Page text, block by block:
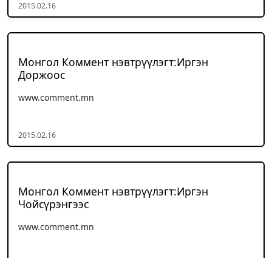
2015.02.16
Монгол Коммент нэвтрүүлэгт:Иргэн
Доржоос
www.comment.mn
2015.02.16
Монгол Коммент нэвтрүүлэгт:Иргэн
Чойсүрэнгээс
www.comment.mn